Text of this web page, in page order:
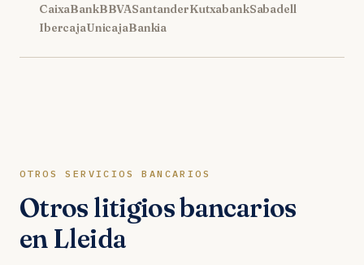
CaixaBankBBVASantanderKutxabankSabadell
IbercajaUnicajaBankia
OTROS SERVICIOS BANCARIOS
Otros litigios bancarios
en Lleida